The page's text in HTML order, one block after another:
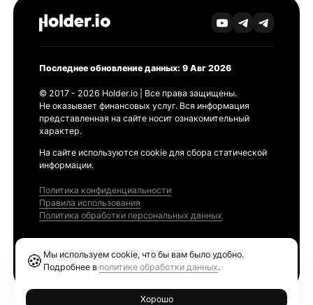
Последнее обновление данных: 9 Авг 2026
© 2017 - 2026 Holder.io | Все права защищены.
Не оказывает финансовых услуг. Вся информация
представленная на сайте носит ознакомительный
характер.
На сайте используются cookie для сбора статической
информации.
Политика конфиденциальности
Правила использования
Политика обработки персональных данных
🍪 Мы используем cookie, что бы вам было удобно.
Подробнее в политике обработки данных.
Хорошо
Ethereum GAS Tracker